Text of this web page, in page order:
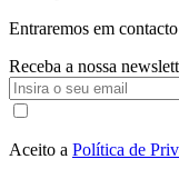
Entraremos em
Receba a nossa
Aceito a Política de